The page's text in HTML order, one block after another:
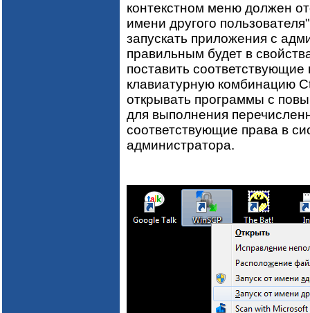
контекстном меню должен
имени другого
запускать приложения с
правильным будет в
поставить
клавиатурную комбинацию
открывать программы с
для выполнения
соответствующие права в
администратора.